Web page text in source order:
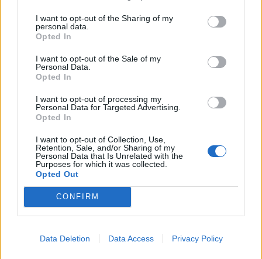
I want to opt-out of the Sharing of my
personal data.
Opted In
I want to opt-out of the Sale of my
Personal Data.
Opted In
I want to opt-out of processing my
Personal Data for Targeted Advertising.
Opted In
I want to opt-out of Collection, Use,
Retention, Sale, and/or Sharing of my
Personal Data that Is Unrelated with the
Purposes for which it was collected.
Opted Out
CONFIRM
Data Deletion Data Access Privacy Policy
Συνταγή: Ξεροτήγανα, το αγαπημένο
γλυκό της Κρήτης
ΚΡΗΤΗ
δικαστήριο τον φονιά του γιου του
(ΒΙΝΤΕΟ)
Δημοφιλή αυτή την εβδομάδα